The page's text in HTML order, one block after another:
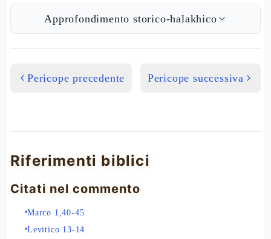
Approfondimento storico-halakhico
Pericope precedente Pericope successiva
Riferimenti biblici
Citati nel commento
Marco 1,40-45
Levitico 13-14